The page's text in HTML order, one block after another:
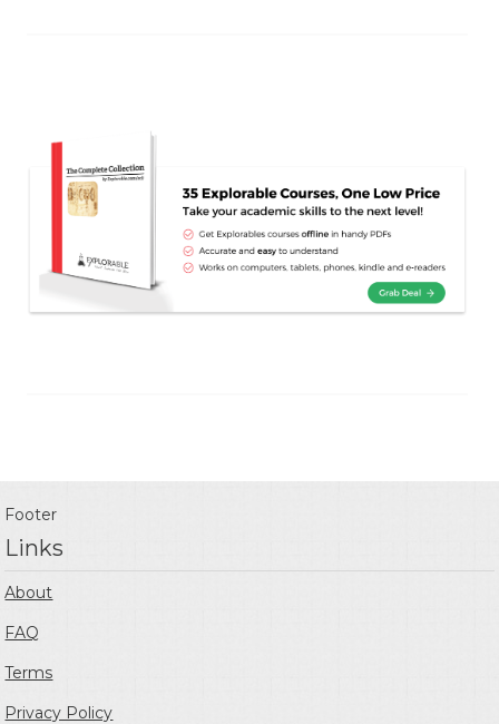
Footer
Links
About
FAQ
Terms
Privacy Policy